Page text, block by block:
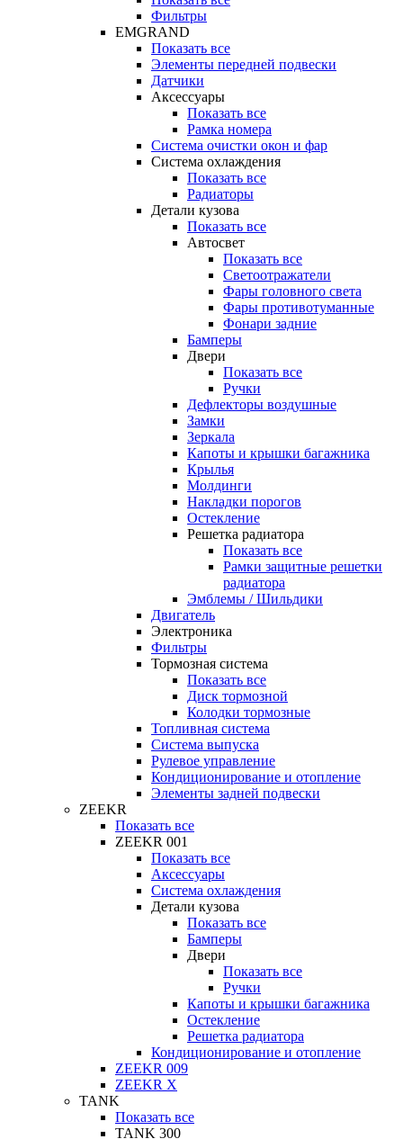
Фильтры
EMGRAND
Показать все
Элементы передней подвески
Датчики
Аксессуары
Показать все
Рамка номера
Система очистки окон и фар
Система охлаждения
Показать все
Радиаторы
Детали кузова
Показать все
Автосвет
Показать все
Светоотражатели
Фары головного света
Фары противотуманные
Фонари задние
Бамперы
Двери
Показать все
Ручки
Дефлекторы воздушные
Замки
Зеркала
Капоты и крышки багажника
Крылья
Молдинги
Накладки порогов
Остекление
Решетка радиатора
Показать все
Рамки защитные решетки
радиатора
Эмблемы / Шильдики
Двигатель
Электроника
Фильтры
Тормозная система
Показать все
Диск тормозной
Колодки тормозные
Топливная система
Система выпуска
Рулевое управление
Кондиционирование и отопление
Элементы задней подвески
ZEEKR
Показать все
ZEEKR 001
Показать все
Аксессуары
Система охлаждения
Детали кузова
Показать все
Бамперы
Двери
Показать все
Ручки
Капоты и крышки багажника
Остекление
Решетка радиатора
Кондиционирование и отопление
ZEEKR 009
ZEEKR X
TANK
Показать все
TANK 300